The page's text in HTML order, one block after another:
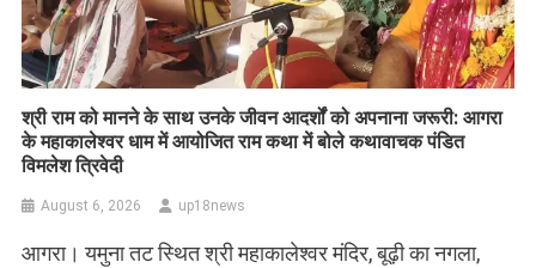
​श्री राम को मानने के साथ उनके जीवन आदर्शों को अपनाना जरूरी: आगरा
के महाकालेश्वर धाम में आयोजित राम कथा में बोले कथावाचक पंडित
विमलेश त्रिवेदी
August 6, 2026 up18news
आगरा। यमुना तट स्थित श्री महाकालेश्वर मंदिर, बूढ़ी का नगला,